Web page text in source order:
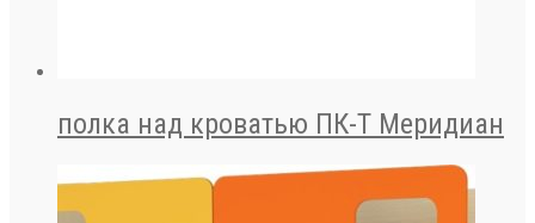
полка над кроватью ПК-Т Меридиан